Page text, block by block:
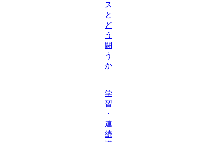
ス
と
ど
う
闘
う
か
学
習
・
連
続